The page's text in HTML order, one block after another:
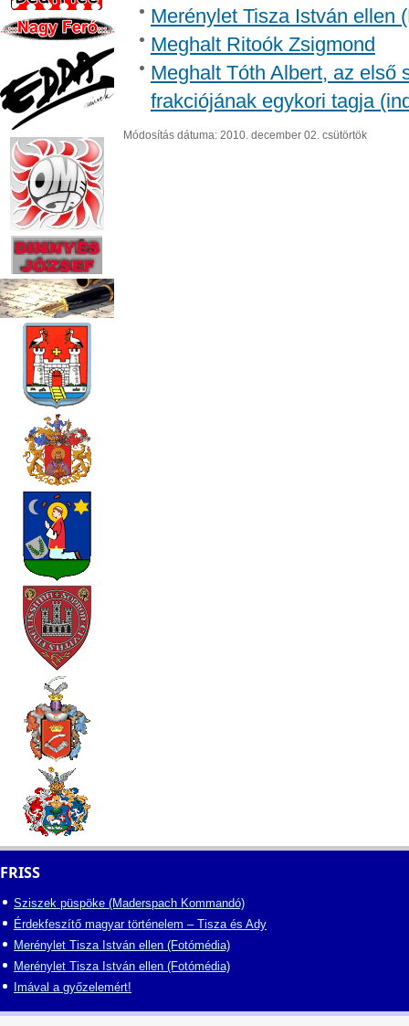
Merénylet Tisza István ellen
Meghalt Ritoók Zsigmond
Meghalt Tóth Albert, az első
frakciójának egykori tagja
Módosítás dátuma: 2010. december 02. csütörtök
FRISS
Sziszek püspöke (Maderspach Kommandó)
Érdekfeszítő magyar történelem – Tisza és Ady
Merénylet Tisza István ellen (Fotómédia)
Merénylet Tisza István ellen (Fotómédia)
Imával a győzelemért!